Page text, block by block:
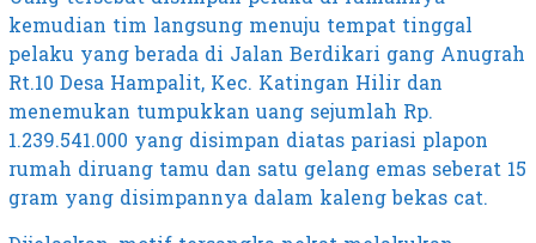
kemudian tim langsung menuju tempat tinggal
pelaku yang berada di Jalan Berdikari gang Anugrah
Rt.10 Desa Hampalit, Kec. Katingan Hilir dan
menemukan tumpukkan uang sejumlah Rp.
1.239.541.000 yang disimpan diatas pariasi plapon
rumah diruang tamu dan satu gelang emas seberat 15
gram yang disimpannya dalam kaleng bekas cat.